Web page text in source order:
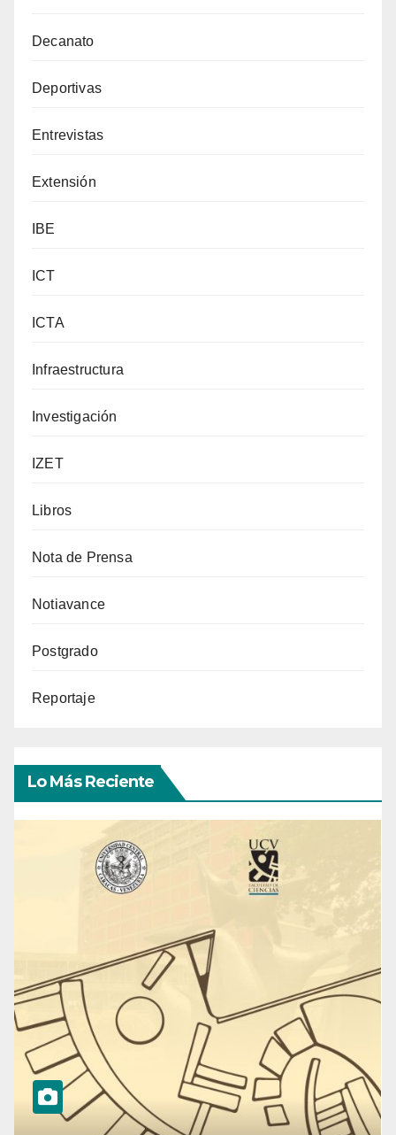
Decanato
Deportivas
Entrevistas
Extensión
IBE
ICT
ICTA
Infraestructura
Investigación
IZET
Libros
Nota de Prensa
Notiavance
Postgrado
Reportaje
Lo Más Reciente